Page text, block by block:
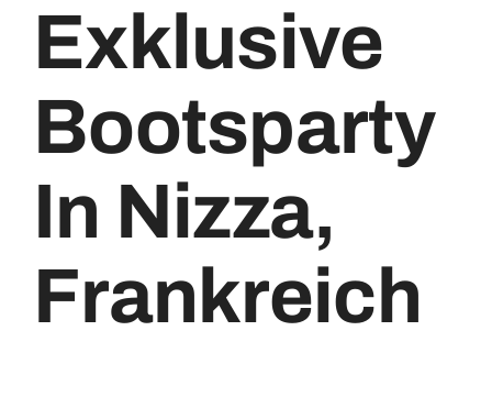
WASSERERLEBNISSE
KONTAKT
TOUREN BUCHEN
Exklusive
Bootsparty
In Nizza,
Frankreich